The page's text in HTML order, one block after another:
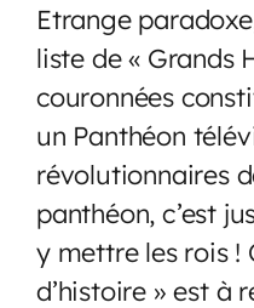
Etrange
liste de « Grands
couronnées
un Panthéon
révolutionnaires
panthéon, c’est
y mettre les rois !
d’histoire » est à